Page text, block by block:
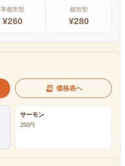
準都市型
¥260
都市型
¥280
receipt_long 価格表へ
サーモン
250円